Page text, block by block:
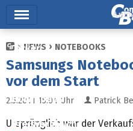
Ticker
Tests
Downloads
Preisvergleich
NEWS NOTEBOOKS
Samsungs
vor dem Start
2.5.2011 15:04 Uhr Patrick
Ursprünglich war der